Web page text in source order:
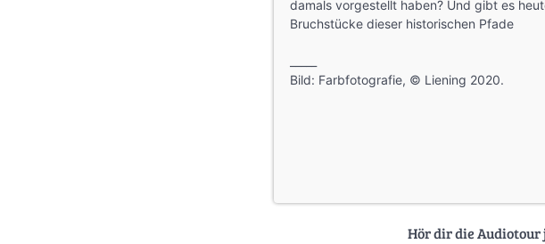
damals vorgestellt haben? Und gibt es
Bruchstücke dieser historischen Pfade
Bild: Farbfotografie, © Liening 2020.
Hör dir die